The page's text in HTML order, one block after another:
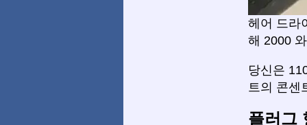
헤어 드라
해 2000
당신은
트의 콘센
플러그